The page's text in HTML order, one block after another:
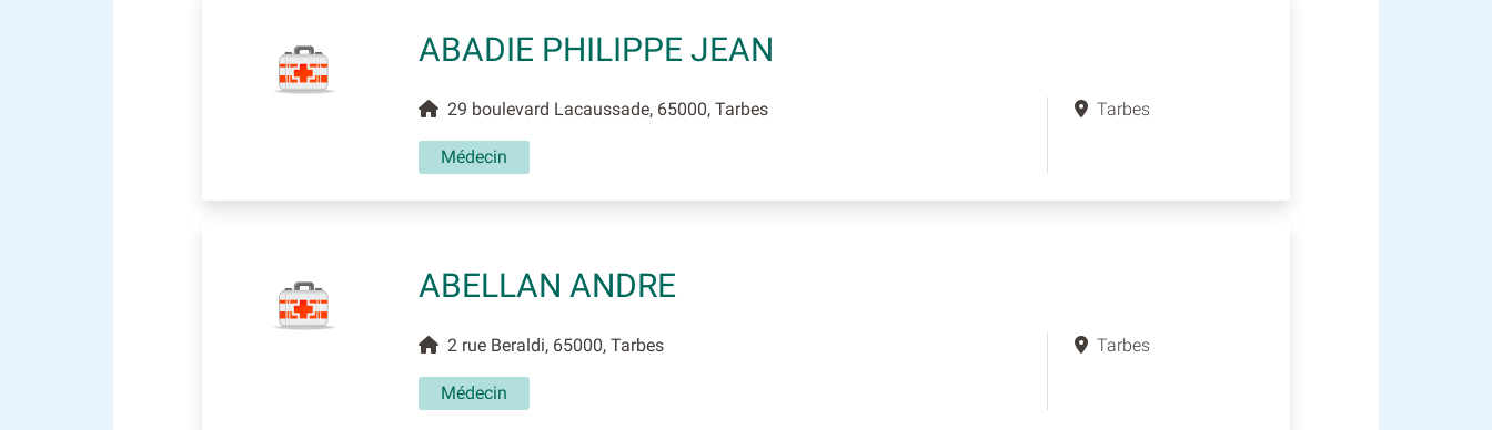
ABADIE PHILIPPE JEAN
29 boulevard Lacaussade, 65000, Tarbes
Médecin
Tarbes
ABELLAN ANDRE
2 rue Beraldi, 65000, Tarbes
Médecin
Tarbes